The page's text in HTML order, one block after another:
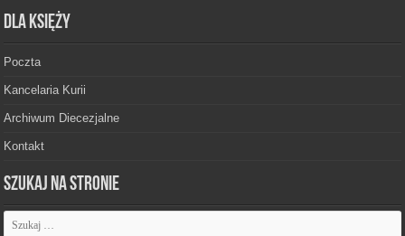
Dla księży
Poczta
Kancelaria Kurii
Archiwum Diecezjalne
Kontakt
Szukaj na stronie